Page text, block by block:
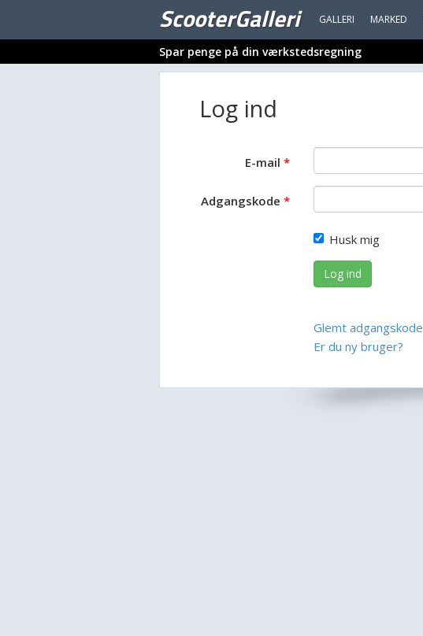
ScooterGalleri GALLERI MARKED
Spar penge på din værkstedsregning
Log ind
E-mail
Adgangskode
Husk mig
Log ind
Glemt adgangskode
Er du ny bruger?